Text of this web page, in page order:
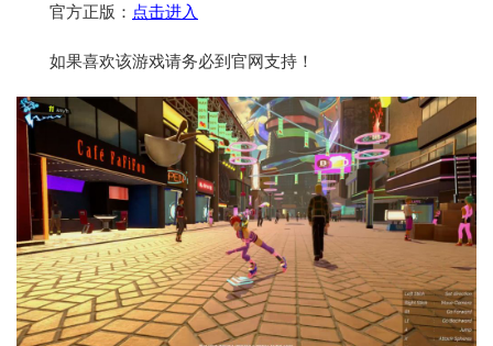
官方正版： 点击进入
如果喜欢该游戏请务必到官网支持！